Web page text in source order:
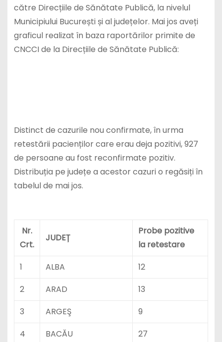
către Direcțiile de Sănătate Publică, la nivelul
Municipiului București și al județelor. Mai jos aveți
graficul realizat în baza raportărilor primite de
CNCCI de la Direcțiile de Sănătate Publică:
Distinct de cazurile nou confirmate, în urma
retestării pacienților care erau deja pozitivi, 927
de persoane au fost reconfirmate pozitiv.
Distribuția pe județe a acestor cazuri o regăsiți în
tabelul de mai jos.
Nr.
Crt.
JUDEȚ
Probe pozitive
la retestare
1
ALBA
12
2
ARAD
13
3
ARGEŞ
9
4
BACĂU
27